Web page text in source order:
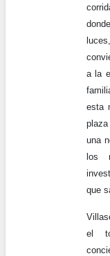
a la
esta
una
los
que
el